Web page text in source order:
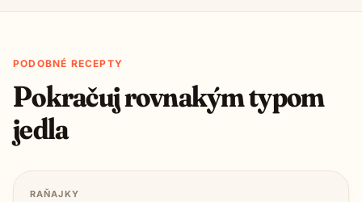
PODOBNÉ RECEPTY
Pokračuj rovnakým typom
jedla
RAŇAJKY